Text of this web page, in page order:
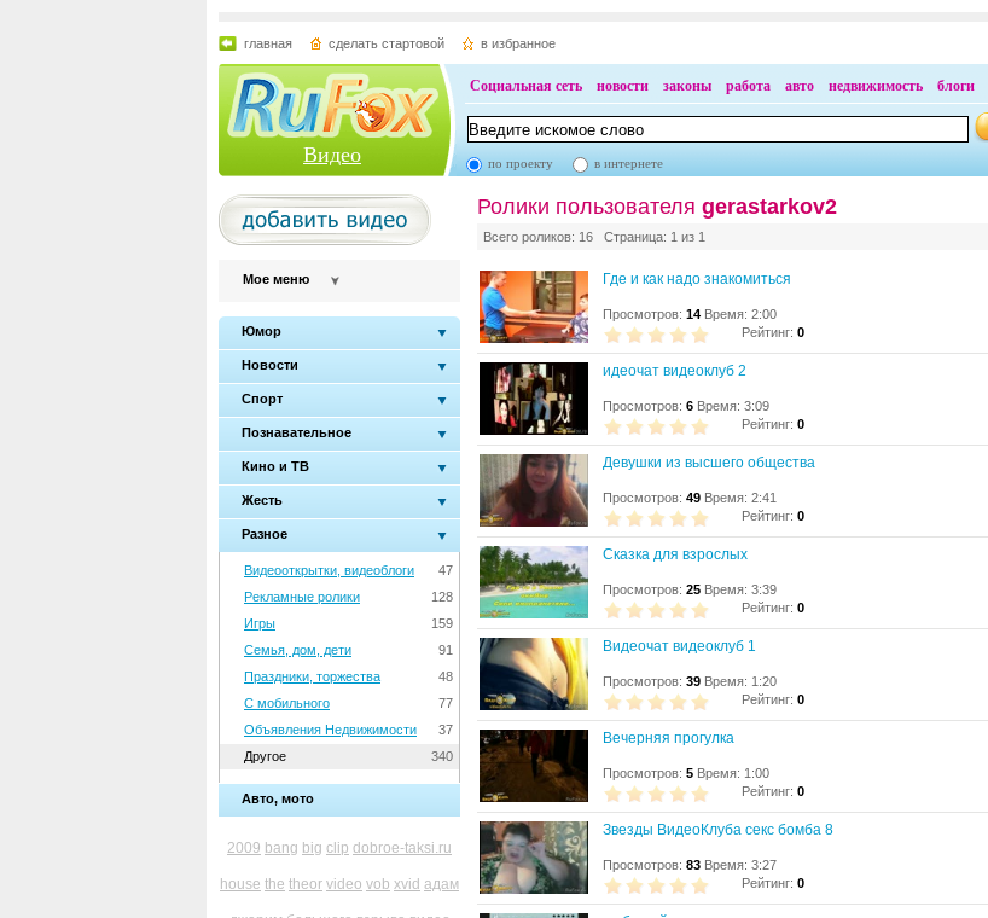
главная сделать стартовой в избранное
Видео
Социальная сеть новости законы работа авто недвижимость блоги
по проекту в интернете
Мое меню
Юмор
Новости
Спорт
Познавательное
Кино и ТВ
Жесть
Разное
47
Видеооткрытки, видеоблоги
128
Рекламные ролики
159
Игры
91
Семья, дом, дети
48
Праздники, торжества
77
С мобильного
37
Объявления Недвижимости
340
Другое
Авто, мото
2009 bang big clip dobroe-taksi.ru
house the theor video vob xvid адам
Ролики пользователя gerastarkov2
Всего роликов: 16 Страница: 1 из 1
Где и как надо знакомиться
Просмотров: 14 Время: 2:00
Рейтинг: 0
идеочат видеоклуб 2
Просмотров: 6 Время: 3:09
Рейтинг: 0
Девушки из высшего общества
Просмотров: 49 Время: 2:41
Рейтинг: 0
Сказка для взрослых
Просмотров: 25 Время: 3:39
Рейтинг: 0
Видеочат видеоклуб 1
Просмотров: 39 Время: 1:20
Рейтинг: 0
Вечерняя прогулка
Просмотров: 5 Время: 1:00
Рейтинг: 0
Звезды ВидеоКлуба секс бомба 8
Просмотров: 83 Время: 3:27
Рейтинг: 0